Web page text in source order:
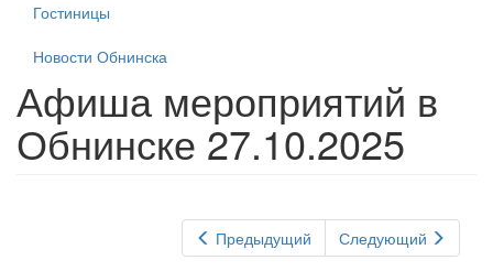
Гостиницы
Новости Обнинска
Афиша мероприятий в
Обнинске 27.10.2025
Предыдущий Следующий